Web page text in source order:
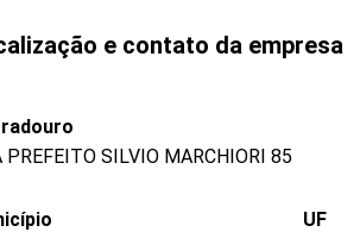
e contato da empresa
PREFEITO SILVIO MARCHIORI 85
UF